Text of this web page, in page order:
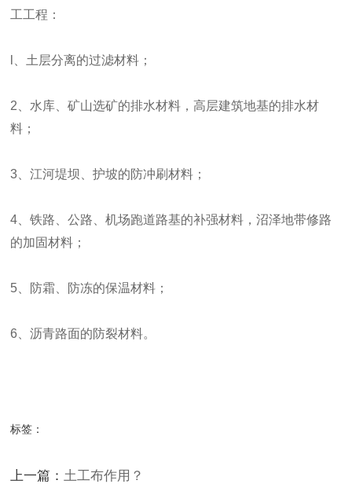
工工程：
l、土层分离的过滤材料；
2、水库、矿山选矿的排水材料，高层建筑地基的排水材
料；
3、江河堤坝、护坡的防冲刷材料；
4、铁路、公路、机场跑道路基的补强材料，沼泽地带修路
的加固材料；
5、防霜、防冻的保温材料；
6、沥青路面的防裂材料。
标签：
上一篇：土工布作用？